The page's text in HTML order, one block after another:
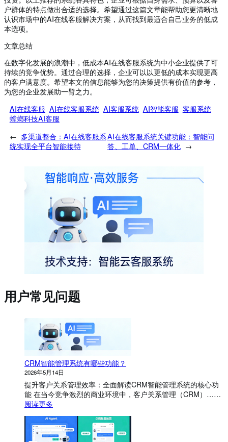
户群体的特点做出合适的选择。希望通过这篇文章能帮助您更清晰地
认识市场中的AI在线客服解决方案，从而找到最适合自己业务的低成
本选项。
文章总结
在数字化发展的浪潮中，低成本AI在线客服系统为中小企业提供了可
持续的竞争优势。通过合理的选择，企业可以以更低的成本实现更高
的客户满意度。希望本文的信息能够为您的决策提供有价值的参考，
为您的企业发展助一臂之力。
AI在线客服 AI在线客服系统 AI客服系统 AI智能客服 客服系统
螳螂科技AI客服
← 多渠道整合：AI在线客服系
统实现全平台智能接待
AI在线客服系统关键功能：智能问
答、工单、CRM一体化 →
用户常见问题
CRM智能管理系统有哪些功能？
2026年5月14日
提升客户关系管理效率：全面解读CRM智能管理系统的核心功
能 在当今竞争激烈的商业环境中，客户关系管理（CRM）……
阅读更多
R
M